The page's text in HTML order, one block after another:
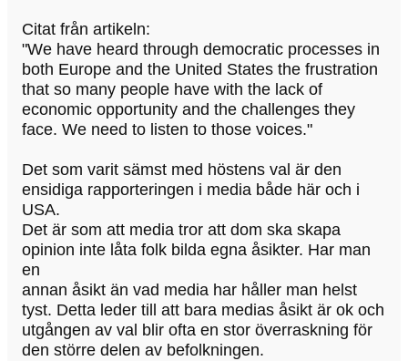
Citat från artikeln:
"We have heard through democratic processes in
both Europe and the United States the frustration
that so many people have with the lack of
economic opportunity and the challenges they
face. We need to listen to those voices."
Det som varit sämst med höstens val är den
ensidiga rapporteringen i media både här och i
USA.
Det är som att media tror att dom ska skapa
opinion inte låta folk bilda egna åsikter. Har man
en
annan åsikt än vad media har håller man helst
tyst. Detta leder till att bara medias åsikt är ok och
utgången av val blir ofta en stor överraskning för
den större delen av befolkningen.